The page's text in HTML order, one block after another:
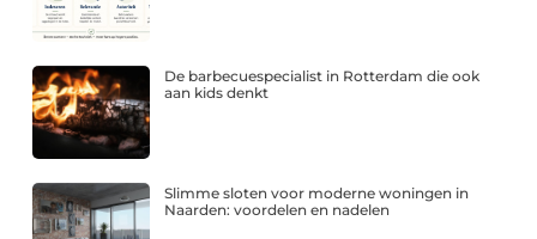
De barbecuespecialist in Rotterdam die ook
aan kids denkt
Slimme sloten voor moderne woningen in
Naarden: voordelen en nadelen